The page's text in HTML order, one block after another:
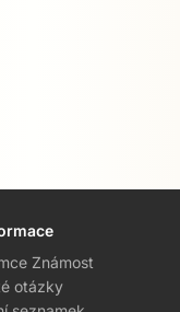
Známost
otázky